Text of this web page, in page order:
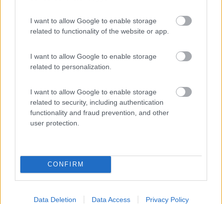
I want to allow Google to enable storage
related to functionality of the website or app.
I want to allow Google to enable storage
related to personalization.
I want to allow Google to enable storage
related to security, including authentication
functionality and fraud prevention, and other
user protection.
CONFIRM
Data Deletion Data Access Privacy Policy
Agriturismo Amarant
7,2 12
Servizi / Posizione
Bergamasco (AL) - 54.9km
SP 243 Oviglio-Incesa